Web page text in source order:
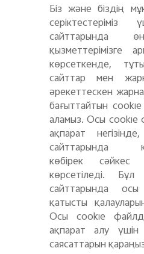
Біз және біздің
сайттарында
қызметтерімізге
көрсеткенде,
сайттар мен
әрекеттескен
бағыттайтын
аламыз. Осы cookie
ақпарат
сайттарында
көбірек сәйкес
көрсетіледі.
сайттарында
қатысты
Осы cookie
ақпарат алу
саясаттарын